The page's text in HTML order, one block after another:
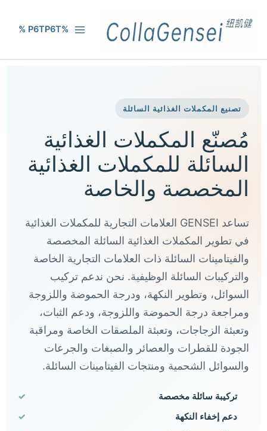
%P6TP6T %
تصنيع المكملات الغذائية السائلة
مُصنّع المكملات الغذائية
السائلة للمكملات الغذائية
المخصصة والخاصة
تساعد GENSEI العلامات التجارية للمكملات الغذائية
في تطوير المكملات الغذائية السائلة المخصصة
والفيتامينات السائلة ذات العلامات التجارية الخاصة
والتركيبات السائلة الوظيفية. نحن ندعم تركيب
السوائل، وتطوير النكهة، ودرجة الحموضة واللزوجة
ومراجعة درجة الحموضة واللزوجة، ودعم الثبات،
وتعبئة الزجاجات، وتعبئة الملصقات الخاصة ومراقبة
الجودة للقطرات والعصائر والصبغات والجرعات
والسوائل الشحمية ومنتجات الفيتامينات السائلة.
تركيبة سائلة مخصصة
دعم إخفاء النكهة